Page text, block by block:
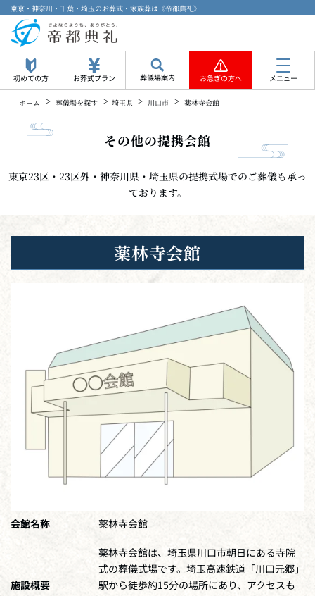
東京・神奈川・千葉・埼玉のお葬式・家族葬は《帝都典礼》
初めての方 お葬式プラン 葬儀場案内 お急ぎの方へ メニュー
ホーム > 葬儀場を探す > 埼玉県 > 川口市 > 薬林寺会館
その他の提携会館
東京23区・23区外・神奈川県・埼玉県の提携式場でのご葬儀も承っ
ております。
薬林寺会館
会館名称 薬林寺会館
施設概要
薬林寺会館は、埼玉県川口市朝日にある寺院
式の葬儀式場です。埼玉高速鉄道「川口元郷」
駅から徒歩約15分の場所にあり、アクセスも